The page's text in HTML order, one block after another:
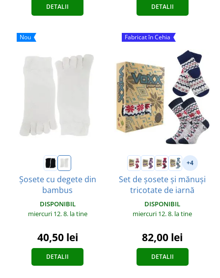
DETALII DETALII
Nou
Șosete cu degete din
bambus
DISPONIBIL
miercuri 12. 8. la tine
40,50 lei
DETALII
Fabricat în Cehia
+4
Set de șosete și mănuși
tricotate de iarnă
DISPONIBIL
miercuri 12. 8. la tine
82,00 lei
DETALII